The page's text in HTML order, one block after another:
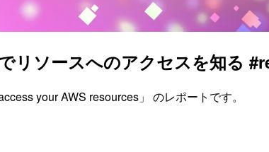
リソースへのアクセスを知る
your AWS resources」 のレポートです。